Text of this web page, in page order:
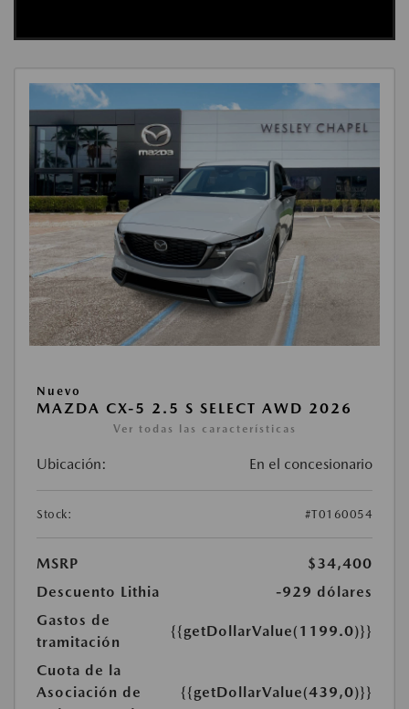
Nuevo
MAZDA CX-5 2.5 S SELECT AWD 2026
Ver todas las características
Ubicación: En el concesionario
Stock: #T0160054
MSRP
$34,400
Descuento Lithia
-929 dólares
Gastos de
tramitación
{{getDollarValue(1199.0)}}
Cuota de la
Asociación de
{{getDollarValue(439,0)}}